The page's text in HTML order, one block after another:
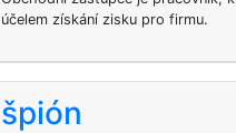
účelem získání zisku pro firmu.
špión